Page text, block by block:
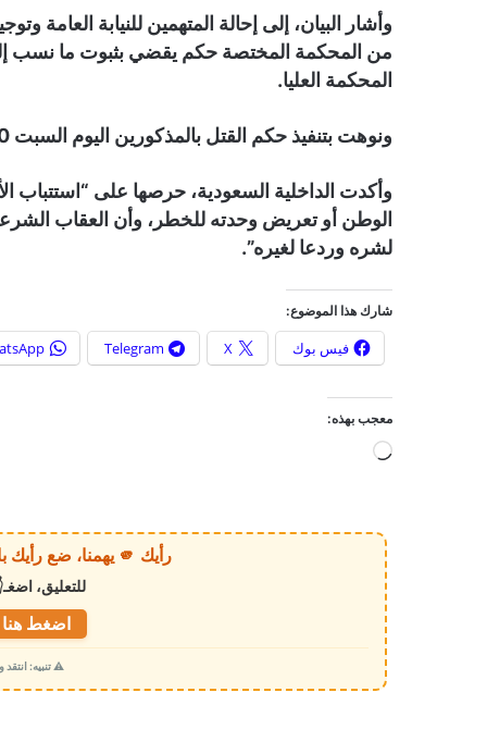
وأشار البيان، إلى إحالة المتهمين للنيابة العامة
من المحكمة المختصة حكم يقضي بثبوت ما نسب
المحكمة العليا.
ونوهت بتنفيذ حكم القتل بالمذكورين اليوم السبت 30 نومفبر 2024 بمنطقة الرياض.
وأكدت الداخلية السعودية، حرصها على
الوطن أو تعريض وحدته للخطر، وأن العقاب
لشره وردعا لغيره”.
شارك هذا الموضوع:
فيس بوك X
Telegram
معجب بهذه:
ي
ح
رأيك 🫵 يهمنا، ضع رأيك بالخبر أو الموقع بكل وضوح وصراحة!
للتعليق،
اضغط هنا
⚠️ تنبيه: